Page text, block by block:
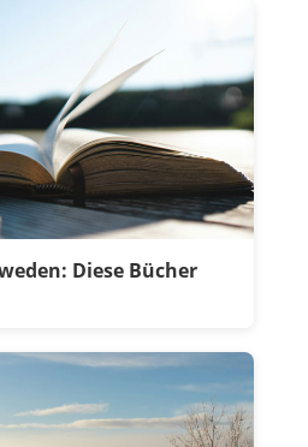
Diese Bücher